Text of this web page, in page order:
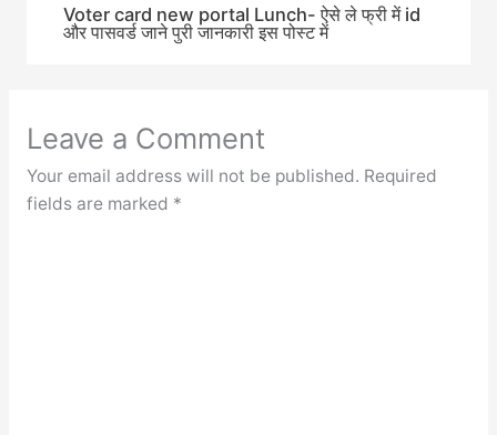
Voter card new portal Lunch- ऐसे ले फ्री में id
और पासवर्ड जाने पुरी जानकारी इस पोस्ट में
Leave a Comment
Your email address will not be published. Required
fields are marked *